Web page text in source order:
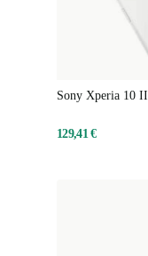
Sony Xperia 10 II
129,41 €